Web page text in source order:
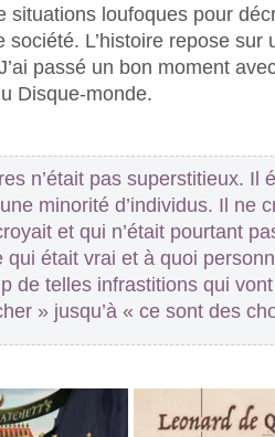
situations loufoques pour
société. L’histoire repose sur
passé un bon moment
Disque-monde.
n’était pas superstitieux. Il
minorité d’individus. Il ne
et qui n’était pourtant
qui était vrai et à quoi
de telles infrastitions qui
» jusqu’à « ce sont des